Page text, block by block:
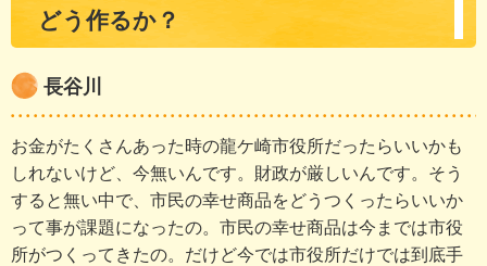
どう作るか？
長谷川
お金がたくさんあった時の龍ケ崎市役所だったらいいかも
しれないけど、今無いんです。財政が厳しいんです。そう
すると無い中で、市民の幸せ商品をどうつくったらいいか
って事が課題になったの。市民の幸せ商品は今までは市役
所がつくってきたの。だけど今では市役所だけでは到底手